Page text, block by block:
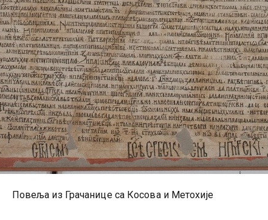
Повеља из Грачанице са Косова и Метохије